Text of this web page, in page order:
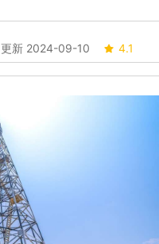
更新 2024-09-10 4.1